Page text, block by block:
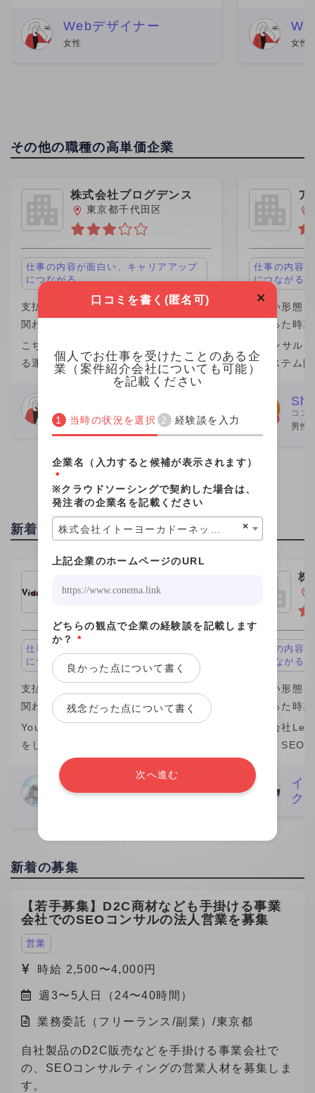
を完了しないと報酬がもらえないた
め、仕事の訂正をした時などの時間を
Webデザイナー
女性
仕事の案件
ーケティン
女性
その他の職種の高単価企業
株式会社プログデンス
東京都千代田区
仕事の内容が面白い、キャリアアップ
につながる
支払い形態：月単価 ￥1,100,000
関わった時期：2023年
こちらの企業が他社から請け負ってい
る運用保守案件の業務を行なっていま
した。 こちらの企業の社員さん数名か
らなるチームの一員という形で、みな
さん親切でした。 こちらの社員さんと
個人的な繋がりがあり、その
女性
ア
仕事の内容
につながる
支払い形態
関わった時
ITコンサル
のシステム
が一番の魅
ムエンジニ
が、この案
コン
男性
新着投稿
東京都新宿区
仕事の内容が面白い、キャリアアップ
につながる
支払い形態：1制作 ￥10,000
関わった時期：2026年
YouTubeなどを中心に動画編集の業務
をしています。 私自身、この1年間(仕
事の期間）は成長を感じられた期間で
素直に嬉しいです。 そのきっかけをく
れたのがビデオチューブさんでした。
Nari Meguro
編集者
株
ｈ
仕事の内容
につながる
支払い形態
関わった時
株式会社
では、SEO
マーケティ
ら分析改善
た。特に、
イ
ク
新着の募集
【若手募集】D2C商材なども手掛ける事業
会社でのSEOコンサルの法人営業を募集
営業
時給 2,500〜4,000円
週3〜5人日（24〜40時間）
業務委託（フリーランス/副業）/東京都
自社製品のD2C販売などを手掛ける事業会社で
の、SEOコンサルティングの営業人材を募集しま
す。
×
口コミを書く(匿名可)
個人でお仕事を受けたことのある企
業（案件紹介会社についても可能）
を記載ください
当時の状況を選択 経験談を入力
企業名（入力すると候補が表示されます）
*
※クラウドソーシングで契約した場合は、
発注者の企業名を記載ください
×
株式会社イトーヨーカドーネットスーパー
上記企業のホームページのURL
どちらの観点で企業の経験談を記載します
か？
*
良かった点について書く
残念だった点について書く
次へ進む